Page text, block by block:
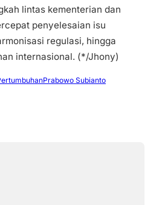
lintas kementerian dan
penyelesaian isu
regulasi, hingga
internasional. (*/Jhony)
Prabowo Subianto